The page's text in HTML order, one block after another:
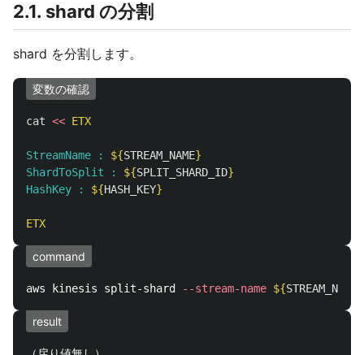
2.1. shard の分割
shard を分割します。
変数の確認
cat << ETX
StreamName : ${STREAM_NAME}
ShardToSplit : ${SPLIT_SHARD_ID}
HashKey : ${HASH_KEY}
command
aws kinesis split-shard --stream-name ${STREAM_NAME
result